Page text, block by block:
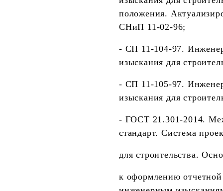
положения.
СНиП 11-02-96;
- СП 11-104-97.
изыскания для
- СП 11-105-97.
изыскания для
- ГОСТ 21.301-2014.
стандарт. Система
для строительства.
к оформлению